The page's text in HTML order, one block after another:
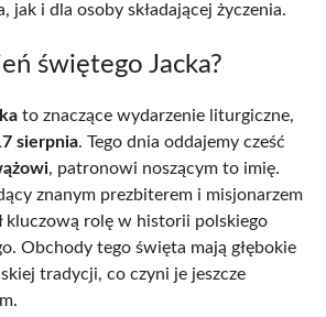
jak i dla osoby składającej życzenia.
świętego Jacka?
to znaczące wydarzenie liturgiczne,
sierpnia. Tego dnia oddajemy cześć
, patronowi noszącym to imię.
znanym prezbiterem i misjonarzem
kluczową rolę w historii polskiego
Obchody tego święta mają głębokie
tradycji, co czyni je jeszcze